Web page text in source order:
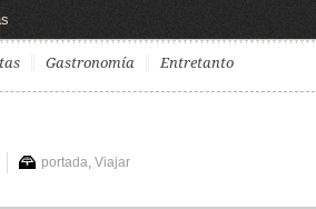
Gastronomía Entretanto
portada Viajar